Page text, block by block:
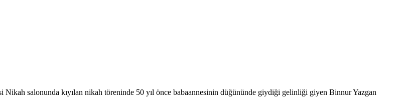
salonunda kıyılan nikah töreninde 50 yıl önce babaannesinin düğününde giydiği gelinliği giyen Binnur Yazgan